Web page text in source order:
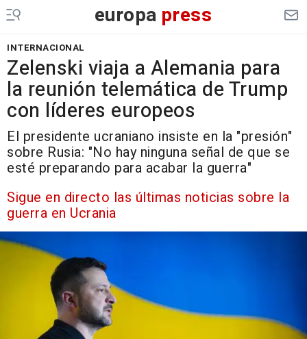
europa press
INTERNACIONAL
Zelenski viaja a Alemania para
la reunión telemática de Trump
con líderes europeos
El presidente ucraniano insiste en la "presión"
sobre Rusia: "No hay ninguna señal de que se
esté preparando para acabar la guerra"
Sigue en directo las últimas noticias sobre la
guerra en Ucrania